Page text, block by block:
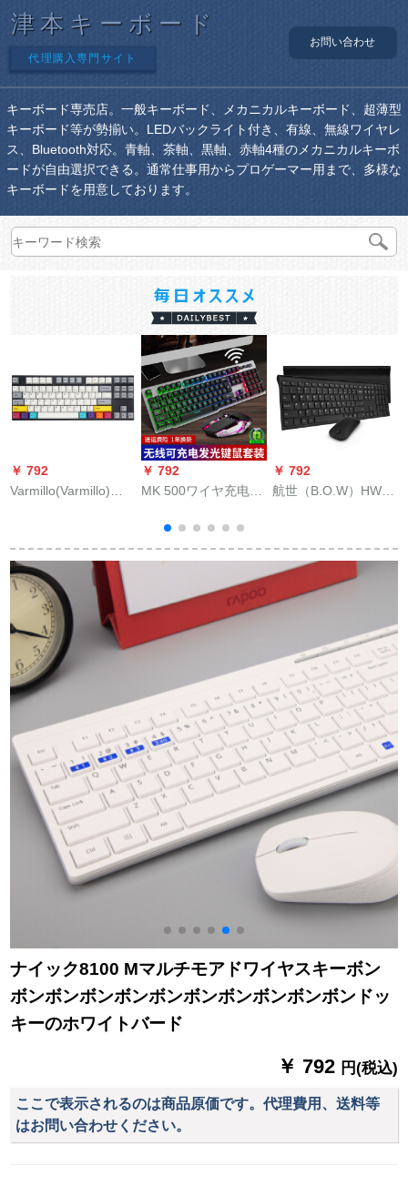
津本キーボード
代理購入専門サイト
お問い合わせ
キーボード専売店。一般キーボード、メカニカルキーボード、超薄型
キーボード等が勢揃い。LEDバックライト付き、有線、無線ワイヤレ
ス、Bluetooth対応。青軸、茶軸、黒軸、赤軸4種のメカニカルキーボ
ードが自由選択できる。通常仕事用からプロゲーマー用まで、多様な
キーボードを用意しております。
￥ 792
Varmillo(Varmillo)パ
ズメニカルボワード
CHERRYcherry軸体
のオフスボア87 M復
古CMYK cherry茶軸
￥ 792
MK 500ワイヤ充电キ
ムLED付机械的手触
金属ゲームフィール
ルドフィールドフィ
ールド
￥ 792
航世（B.O.W）HW
スト薄型携帯帯パソ
コンフス用無線キア
シーザー黒
ナイック8100 Mマルチモアドワイヤスキーボン
ボンボンボンボンボンボンボンボンボンボンドッ
キーのホワイトバード
￥ 792 円(税込)
ここで表示されるのは商品原価です。代理費用、送料等
はお問い合わせください。